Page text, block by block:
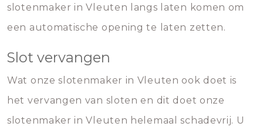
slotenmaker in Vleuten langs laten komen om
een automatische opening te laten zetten.
Slot vervangen
Wat onze slotenmaker in Vleuten ook doet is
het vervangen van sloten en dit doet onze
slotenmaker in Vleuten helemaal schadevrij. U